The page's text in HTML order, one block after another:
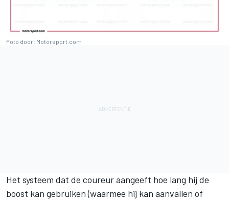
Foto door: Motorsport.com
Het systeem dat de coureur aangeeft hoe lang hij de
boost kan gebruiken (waarmee hij kan aanvallen of